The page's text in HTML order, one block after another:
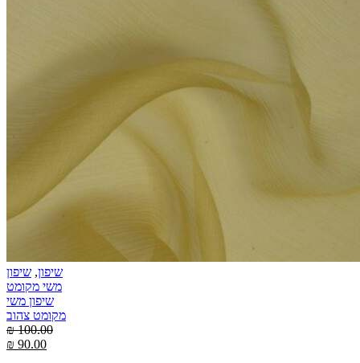
שיפון, שיפון
משי מקומט
שיפון משי
מקומט צהוב
₪100.00
₪ 90.00